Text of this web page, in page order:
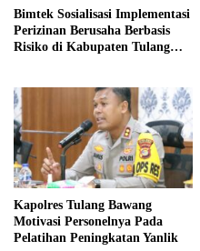
Bimtek Sosialisasi Implementasi
Perizinan Berusaha Berbasis
Risiko di Kabupaten Tulang
Kapolres Tulang Bawang
Motivasi Personelnya Pada
Pelatihan Peningkatan Yanlik